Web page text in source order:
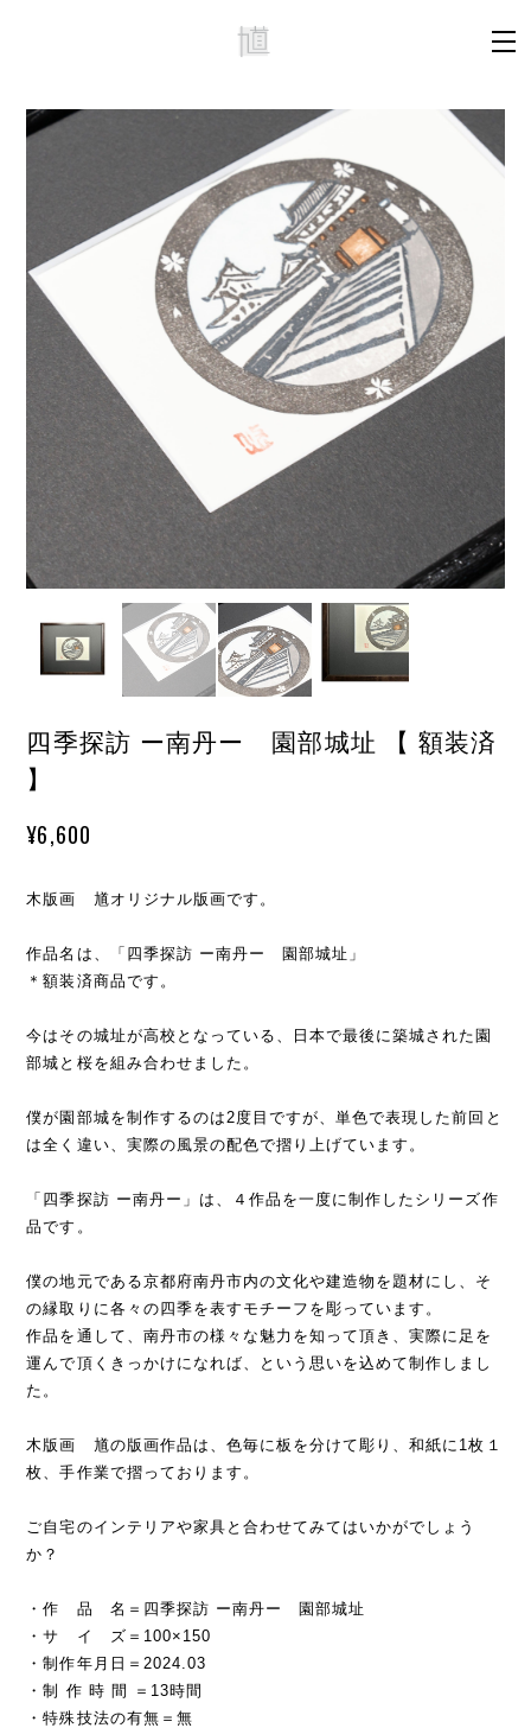
四季探訪 ー南丹ー 園部城址 【 額装済
】
¥6,600
木版画 馗オリジナル版画です。
作品名は、「四季探訪 ー南丹ー 園部城址」
＊額装済商品です。
今はその城址が高校となっている、日本で最後に築城された園
部城と桜を組み合わせました。
僕が園部城を制作するのは2度目ですが、単色で表現した前回と
は全く違い、実際の風景の配色で摺り上げています。
「四季探訪 ー南丹ー」は、４作品を一度に制作したシリーズ作
品です。
僕の地元である京都府南丹市内の文化や建造物を題材にし、そ
の縁取りに各々の四季を表すモチーフを彫っています。
作品を通して、南丹市の様々な魅力を知って頂き、実際に足を
運んで頂くきっかけになれば、という思いを込めて制作しまし
た。
木版画 馗の版画作品は、色毎に板を分けて彫り、和紙に1枚１
枚、手作業で摺っております。
ご自宅のインテリアや家具と合わせてみてはいかがでしょう
か？
・作 品 名＝四季探訪 ー南丹ー 園部城址
・サ イ ズ＝100×150
・制作年月日＝2024.03
・制 作 時 間 ＝13時間
・特殊技法の有無＝無